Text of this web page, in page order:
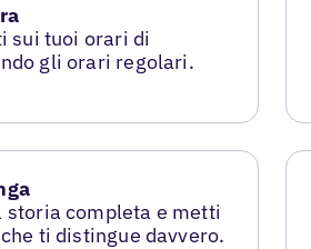
sui tuoi orari di
gli orari regolari.
storia completa e metti
ti distingue davvero.